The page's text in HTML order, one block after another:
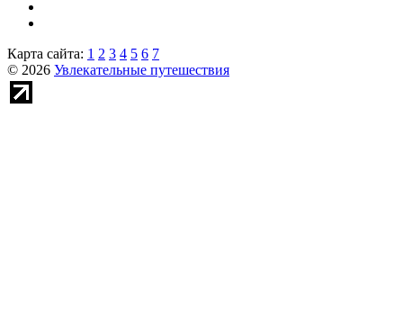
Карта сайта: 1 2 3 4 5 6 7
© 2026 Увлекательные путешествия